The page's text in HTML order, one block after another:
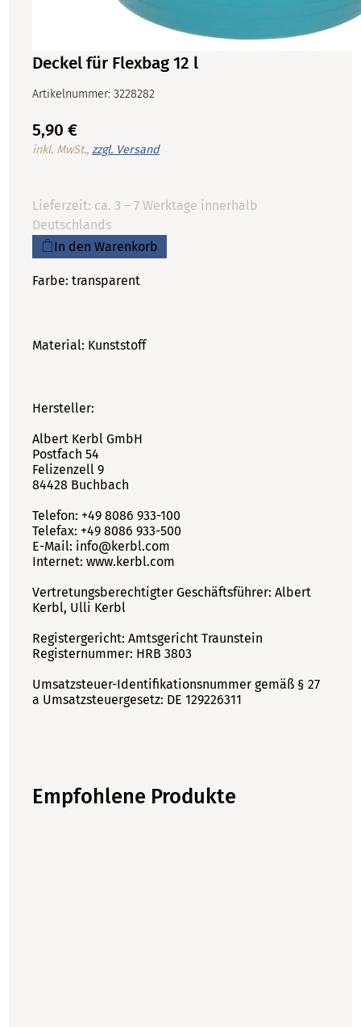
Deckel für Flexbag 12 l
Artikelnummer: 3228282
5,90 €
inkl. MwSt., zzgl. Versand
Lieferzeit: ca. 3 – 7 Werktage innerhalb
Deutschlands
In den Warenkorb
Farbe: transparent
Material: Kunststoff
Hersteller:
Albert Kerbl GmbH
Postfach 54
Felizenzell 9
84428 Buchbach
Telefon: +49 8086 933-100
Telefax: +49 8086 933-500
E-Mail: info@kerbl.com
Internet: www.kerbl.com
Vertretungsberechtigter Geschäftsführer: Albert
Kerbl, Ulli Kerbl
Registergericht: Amtsgericht Traunstein
Registernummer: HRB 3803
Umsatzsteuer-Identifikationsnummer gemäß § 27
a Umsatzsteuergesetz: DE 129226311
Empfohlene Produkte